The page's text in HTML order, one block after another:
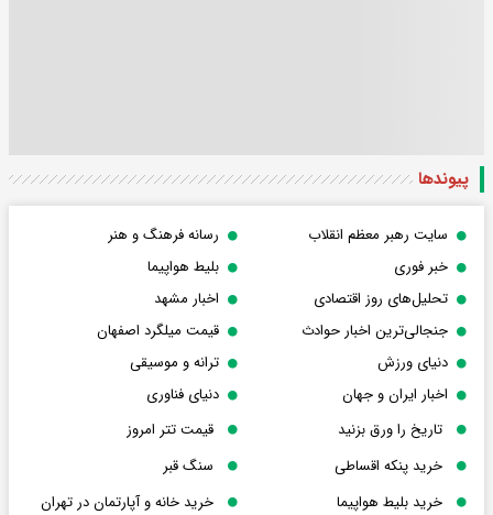
پیوندها
سایت رهبر معظم انقلاب
رسانه فرهنگ و هنر
خبر فوری
بلیط هواپیما
تحلیل‌های روز اقتصادی
اخبار مشهد
جنجالی‌ترین اخبار حوادث
قیمت میلگرد اصفهان
دنیای ورزش
ترانه و موسیقی
اخبار ایران و جهان
دنیای فناوری
تاریخ را ورق بزنید
قیمت تتر امروز
خرید پنکه اقساطی
سنگ قبر
خرید بلیط هواپیما
خرید خانه و آپارتمان در تهران